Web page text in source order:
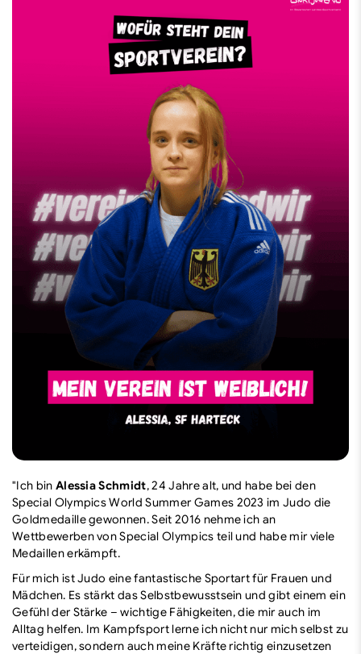
"Ich bin Alessia Schmidt, 24 Jahre alt, und habe bei den
Special Olympics World Summer Games 2023 im Judo die
Goldmedaille gewonnen. Seit 2016 nehme ich an
Wettbewerben von Special Olympics teil und habe mir viele
Medaillen erkämpft.
Für mich ist Judo eine fantastische Sportart für Frauen und
Mädchen. Es stärkt das Selbstbewusstsein und gibt einem ein
Gefühl der Stärke – wichtige Fähigkeiten, die mir auch im
Alltag helfen. Im Kampfsport lerne ich nicht nur mich selbst zu
verteidigen, sondern auch meine Kräfte richtig einzusetzen